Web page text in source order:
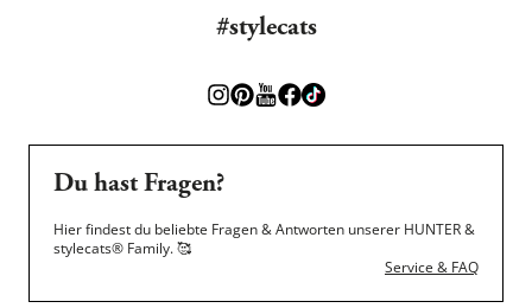
#stylecats
Du hast Fragen?
Hier findest du beliebte Fragen & Antworten unserer HUNTER &
stylecats® Family.🥰
Service & FAQ